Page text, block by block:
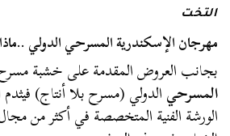
التخت
مهرجان الإسكندرية المسرحي الدولي
بجانب العروض المقدمة على خشبة
المسرحيالدولي (مسرح بلا أنتاج)
الورشة الفنية المتخصصة في أكثر من